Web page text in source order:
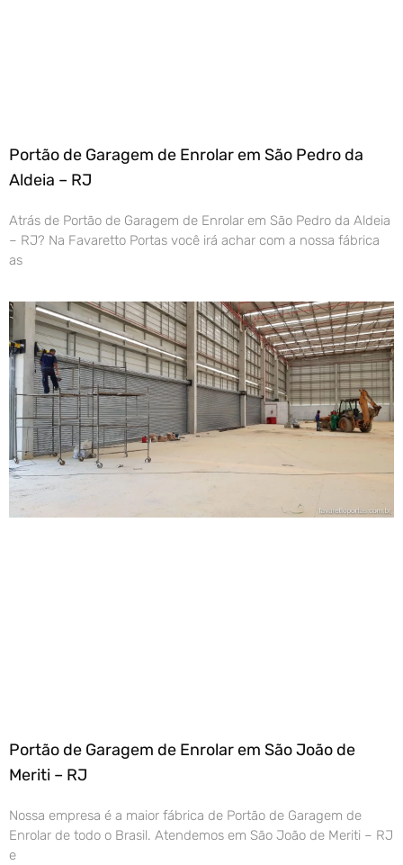
Portão de Garagem de Enrolar em São Pedro da
Aldeia – RJ
Atrás de Portão de Garagem de Enrolar em São Pedro da Aldeia
– RJ? Na Favaretto Portas você irá achar com a nossa fábrica
as
Portão de Garagem de Enrolar em São João de
Meriti – RJ
Nossa empresa é a maior fábrica de Portão de Garagem de
Enrolar de todo o Brasil. Atendemos em São João de Meriti – RJ
e